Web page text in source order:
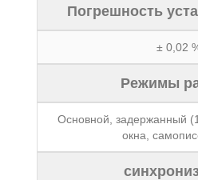
Погрешность
± 0,02
Режимы
Основной, задержанный
окна,